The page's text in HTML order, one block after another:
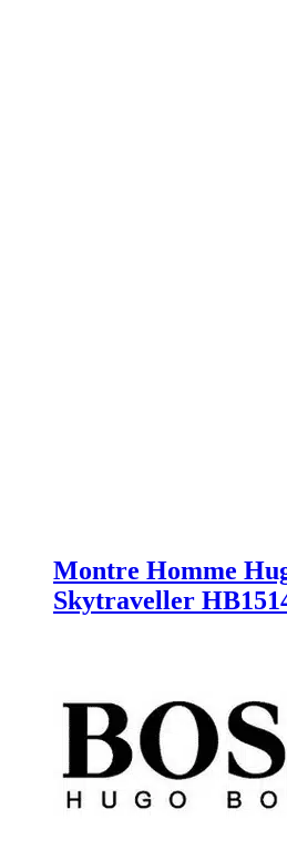
Montre Homme
Skytraveller